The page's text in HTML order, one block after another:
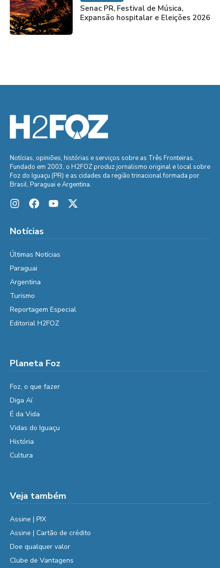
Senac PR, Festival de Música,
Expansão hospitalar e Eleições 2026
Notícias, opiniões, histórias e serviços sobre as Três Fronteiras.
Fundado em 2003, o H2FOZ produz jornalismo original e local sobre
Foz do Iguaçu (PR) e as cidades da região trinacional formada por
Brasil, Paraguai e Argentina.
Notícias
Últimas Notícias
Paraguai
Argentina
Turismo
Reportagem Especial
Editorial H2FOZ
Planeta Foz
Foz, o que fazer
Diga Aí
É da Vida
Vidas do Iguaçu
História
Cultura
Veja também
Assine | PIX
Assine | Cartão de crédito
Doe qualquer valor
Clube de Vantagens